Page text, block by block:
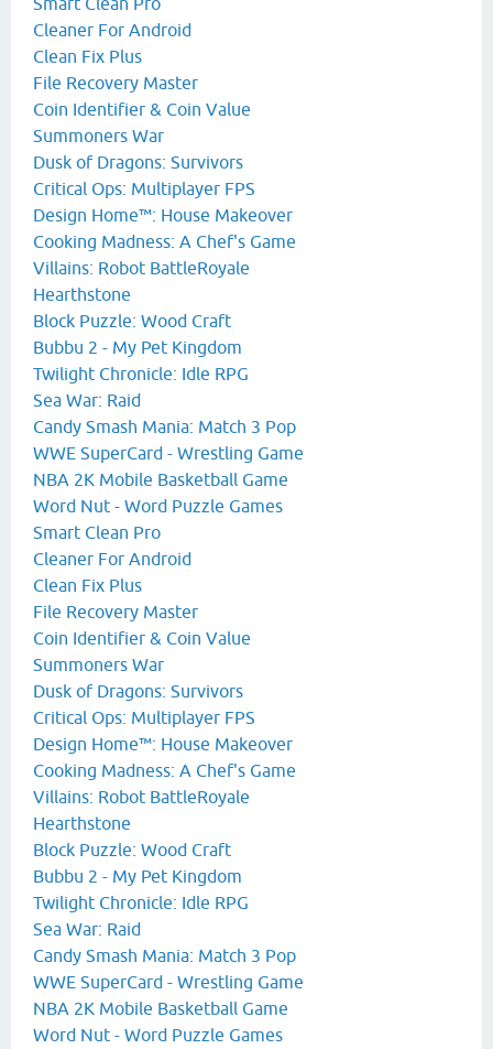
Cleaner For Android
Clean Fix Plus
File Recovery Master
Coin Identifier & Coin Value
Summoners War
Dusk of Dragons: Survivors
Critical Ops: Multiplayer FPS
Design Home™: House Makeover
Cooking Madness: A Chef's Game
Villains: Robot BattleRoyale
Hearthstone
Block Puzzle: Wood Craft
Bubbu 2 - My Pet Kingdom
Twilight Chronicle: Idle RPG
Sea War: Raid
Candy Smash Mania: Match 3 Pop
WWE SuperCard - Wrestling Game
NBA 2K Mobile Basketball Game
Word Nut - Word Puzzle Games
Smart Clean Pro
Cleaner For Android
Clean Fix Plus
File Recovery Master
Coin Identifier & Coin Value
Summoners War
Dusk of Dragons: Survivors
Critical Ops: Multiplayer FPS
Design Home™: House Makeover
Cooking Madness: A Chef's Game
Villains: Robot BattleRoyale
Hearthstone
Block Puzzle: Wood Craft
Bubbu 2 - My Pet Kingdom
Twilight Chronicle: Idle RPG
Sea War: Raid
Candy Smash Mania: Match 3 Pop
WWE SuperCard - Wrestling Game
NBA 2K Mobile Basketball Game
Word Nut - Word Puzzle Games